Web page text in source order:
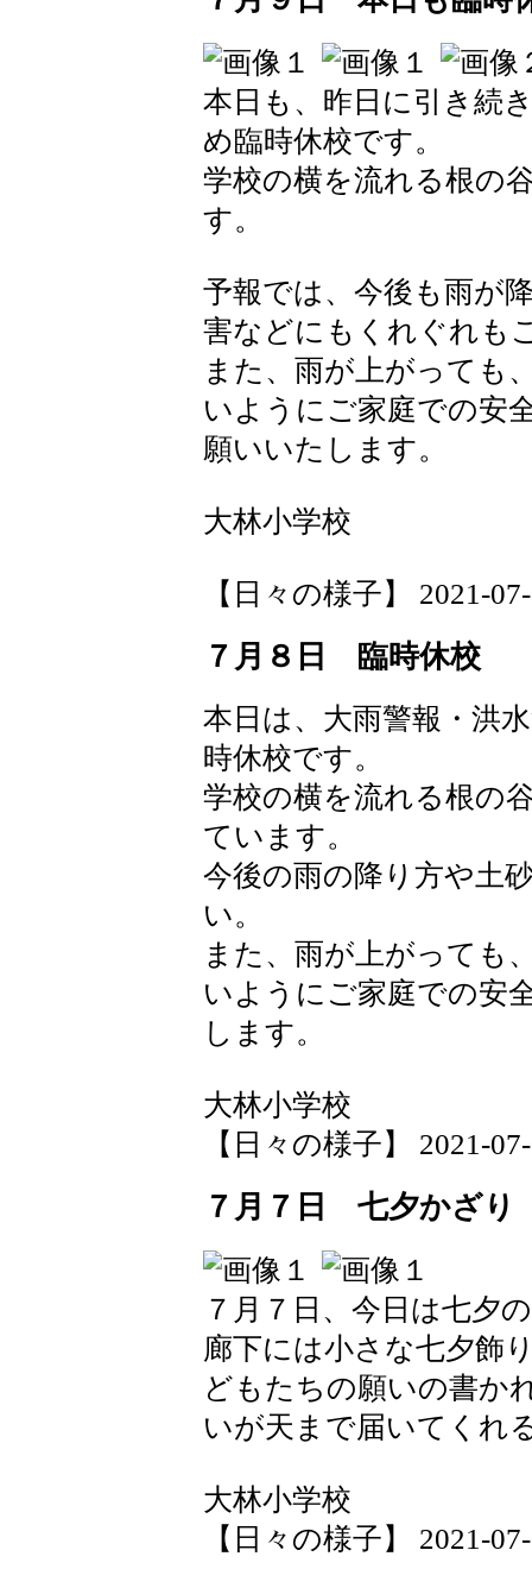
本日も、昨日に引き続
め臨時休校です。
学校の横を流れる根の
す。
予報では、今後も雨が
害などにもくれぐれも
また、雨が上がっても
いようにご家庭での安
願いいたします。
大林小学校
【日々の様子】 2021-
７月８日 臨時休校
本日は、大雨警報・洪
時休校です。
学校の横を流れる根の
ています。
今後の雨の降り方や土
い。
また、雨が上がっても
いようにご家庭での安
します。
大林小学校
【日々の様子】 2021-
７月７日 七夕かざり
７月７日、今日は七夕
廊下には小さな七夕飾
どもたちの願いの書か
いが天まで届いてくれ
大林小学校
【日々の様子】 2021-